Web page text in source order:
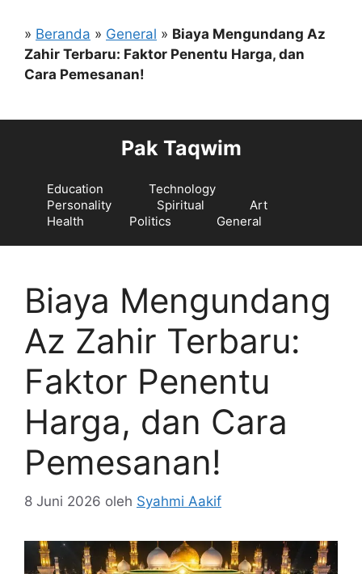
» Beranda » General » Biaya Mengundang Az
Zahir Terbaru: Faktor Penentu Harga, dan
Cara Pemesanan!
Pak Taqwim
Education
Technology
Personality
Spiritual
Art
Health
Politics General
Biaya Mengundang
Az Zahir Terbaru:
Faktor Penentu
Harga, dan Cara
Pemesanan!
8 Juni 2026 oleh Syahmi Aakif